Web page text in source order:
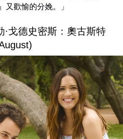
又歡愉的分娩。」
·戈德史密斯：奧古斯特